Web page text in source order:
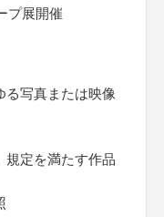
プ展開催
る写真または映像
定を満たす作品